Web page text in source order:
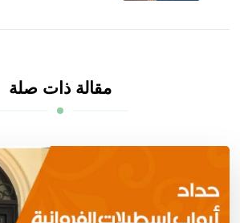
مقالة ذات صلة